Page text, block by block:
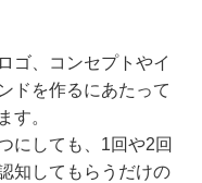
ゴ、コンセプトやイ
ドを作るにあたって
す。
にしても、1回や2回
知してもらうだけの